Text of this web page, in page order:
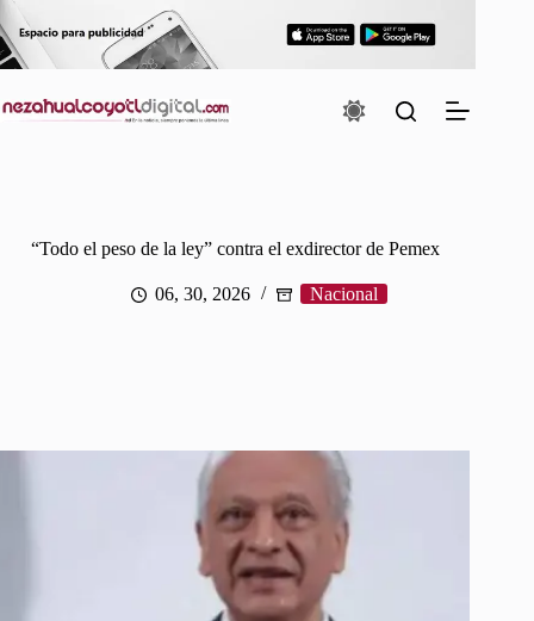
Saltar
al
contenido
“Todo el peso de la ley” contra el exdirector de Pemex
06, 30, 2026 Nacional